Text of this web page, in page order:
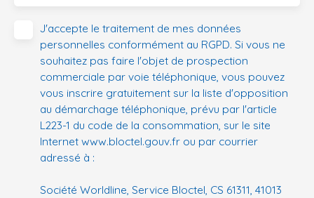
J'accepte le traitement de mes données
personnelles conformément au RGPD. Si vous ne
souhaitez pas faire l'objet de prospection
commerciale par voie téléphonique, vous pouvez
vous inscrire gratuitement sur la liste d'opposition
au démarchage téléphonique, prévu par l'article
L223-1 du code de la consommation, sur le site
Internet www.bloctel.gouv.fr ou par courrier
adressé à :
Société Worldline, Service Bloctel, CS 61311, 41013